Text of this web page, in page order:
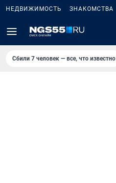
НЕДВИЖИМОСТЬ ЗНАКОМСТВА
Сбили 7 человек — все, что известно